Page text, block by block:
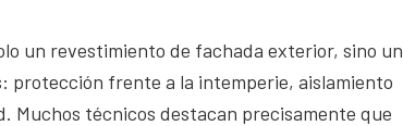
un revestimiento de fachada exterior, sino un
protección frente a la intemperie, aislamiento
Muchos técnicos destacan precisamente que